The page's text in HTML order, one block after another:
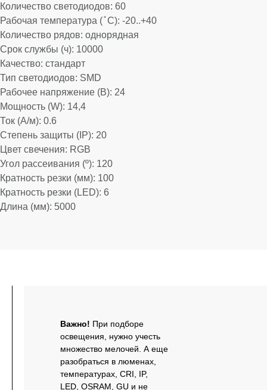
Количество светодиодов: 60
Рабочая температура ( ̊ С): -20..+40
Количество рядов: однорядная
Срок службы (ч): 10000
Качество: стандарт
Тип светодиодов: SMD
Рабочее напряжение (В): 24
Мощность (W): 14,4
Ток (А/м): 0.6
Степень защиты (IP): 20
Цвет свечения: RGB
Угол рассеивания (º): 120
Кратность резки (мм): 100
Кратность резки (LED): 6
Длина (мм): 5000
Важно! При подборе
освещения, нужно учесть
множество мелочей. А еще
разобраться в люменах,
температурах, CRI, IP,
LED, OSRAM, GU и не